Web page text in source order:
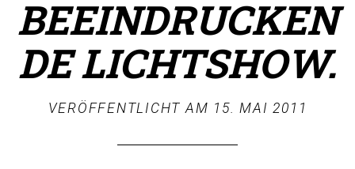
BEEINDRUCKEN
DE LICHTSHOW.
VERÖFFENTLICHT AM 15. MAI 2011